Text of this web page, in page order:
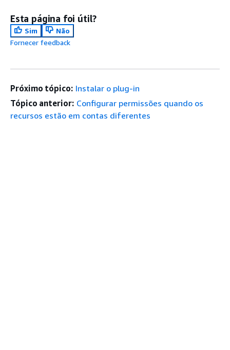
Esta página foi útil?
Sim
Não
Fornecer feedback
Próximo tópico: Instalar o plug-in
Tópico anterior: Configurar permissões quando os
recursos estão em contas diferentes